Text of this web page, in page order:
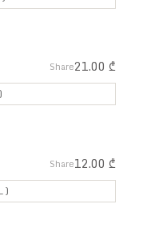
21.00 ₾
Share
12.00 ₾
Share